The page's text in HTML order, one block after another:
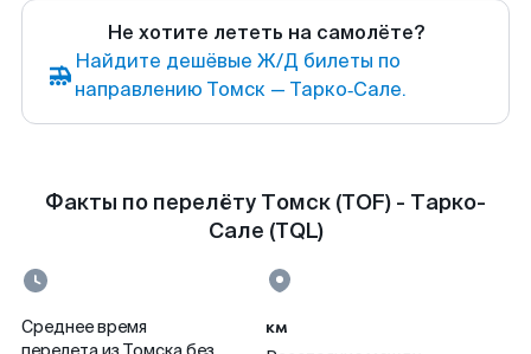
Не хотите лететь на самолёте?
Найдите дешёвые Ж/Д билеты по
направлению Томск — Тарко‑Сале.
Факты по перелёту Томск (TOF) - Тарко-
Сале (TQL)
Среднее время
км